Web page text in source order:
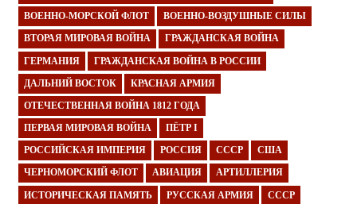
ВОЕННО-МОРСКОЙ ФЛОТ ВОЕННО-ВОЗДУШНЫЕ СИЛЫ
ВТОРАЯ МИРОВАЯ ВОЙНА ГРАЖДАНСКАЯ ВОЙНА
ГЕРМАНИЯ ГРАЖДАНСКАЯ ВОЙНА В РОССИИ
ДАЛЬНИЙ ВОСТОК КРАСНАЯ АРМИЯ
ОТЕЧЕСТВЕННАЯ ВОЙНА 1812 ГОДА
ПЕРВАЯ МИРОВАЯ ВОЙНА ПЁТР I
РОССИЙСКАЯ ИМПЕРИЯ РОССИЯ СССР США
ЧЕРНОМОРСКИЙ ФЛОТ АВИАЦИЯ АРТИЛЛЕРИЯ
ИСТОРИЧЕСКАЯ ПАМЯТЬ РУССКАЯ АРМИЯ СССР